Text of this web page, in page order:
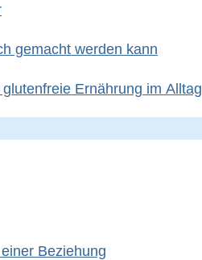
gemacht werden kann
Ernährung im Alltag
Beziehung